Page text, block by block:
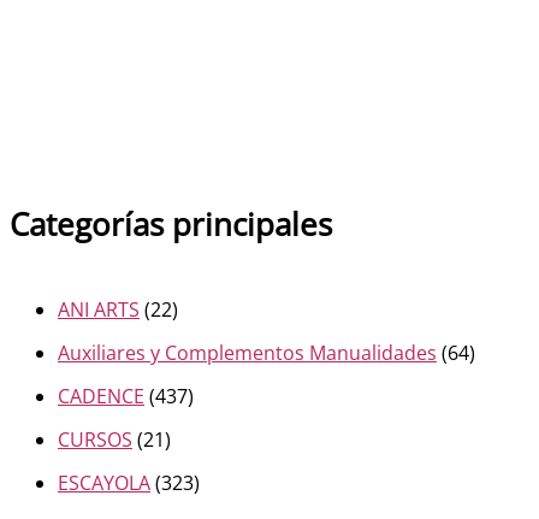
Categorías principales
ANI ARTS (22)
Auxiliares y Complementos Manualidades (64)
CADENCE (437)
CURSOS (21)
ESCAYOLA(323)